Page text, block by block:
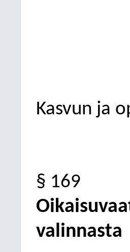
Kasvun ja
§ 169
valinnasta